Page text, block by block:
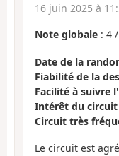
16 juin 2025 à
Note globale : 4 /
Date de la
Fiabilité de la
Facilité à suivre
Intérêt du
Circuit très
Le circuit est